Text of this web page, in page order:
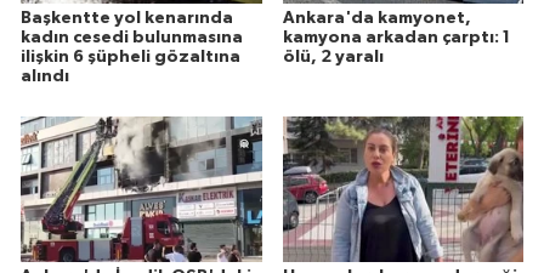
Başkentte yol kenarında
kadın cesedi bulunmasına
ilişkin 6 şüpheli gözaltına
alındı
Ankara'da kamyonet,
kamyona arkadan çarptı: 1
ölü, 2 yaralı